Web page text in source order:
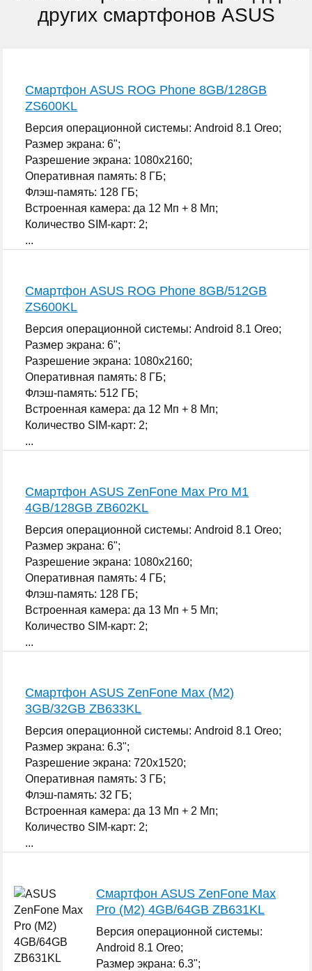
других смартфонов ASUS
Смартфон ASUS ROG Phone 8GB/128GB
ZS600KL
Версия операционной системы: Android 8.1 Oreo;
Размер экрана: 6";
Разрешение экрана: 1080x2160;
Оперативная память: 8 ГБ;
Флэш-память: 128 ГБ;
Встроенная камера: да 12 Мп + 8 Мп;
Количество SIM-карт: 2;
...
Смартфон ASUS ROG Phone 8GB/512GB
ZS600KL
Версия операционной системы: Android 8.1 Oreo;
Размер экрана: 6";
Разрешение экрана: 1080x2160;
Оперативная память: 8 ГБ;
Флэш-память: 512 ГБ;
Встроенная камера: да 12 Мп + 8 Мп;
Количество SIM-карт: 2;
...
Смартфон ASUS ZenFone Max Pro M1
4GB/128GB ZB602KL
Версия операционной системы: Android 8.1 Oreo;
Размер экрана: 6";
Разрешение экрана: 1080x2160;
Оперативная память: 4 ГБ;
Флэш-память: 128 ГБ;
Встроенная камера: да 13 Мп + 5 Мп;
Количество SIM-карт: 2;
...
Смартфон ASUS ZenFone Max (M2)
3GB/32GB ZB633KL
Версия операционной системы: Android 8.1 Oreo;
Размер экрана: 6.3";
Разрешение экрана: 720x1520;
Оперативная память: 3 ГБ;
Флэш-память: 32 ГБ;
Встроенная камера: да 13 Мп + 2 Мп;
Количество SIM-карт: 2;
...
Смартфон ASUS ZenFone Max
Pro (M2) 4GB/64GB ZB631KL
Версия операционной системы:
Android 8.1 Oreo;
Размер экрана: 6.3";